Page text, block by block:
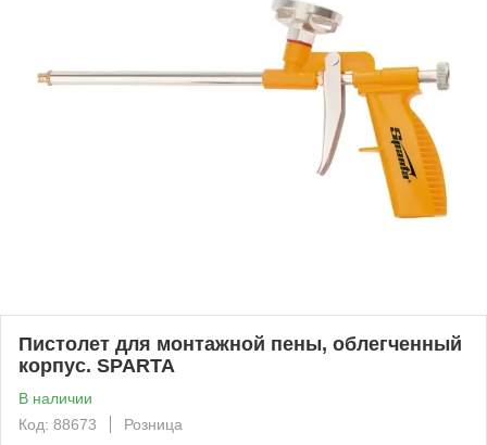
Пистолет для монтажной пены, облегченный
корпус. SPARTA
В наличии
Код: 88673
Розница